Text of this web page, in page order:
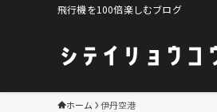
飛行機を100倍楽しむブログ
ホーム 伊丹空港